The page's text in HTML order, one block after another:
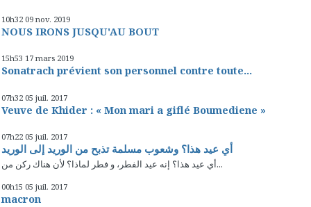
10h32 09 nov. 2019
NOUS IRONS JUSQU'AU BOUT
15h53 17 mars 2019
Sonatrach prévient son personnel contre toute...
07h32 05 juil. 2017
Veuve de Khider : « Mon mari a giflé Boumediene »
07h22 05 juil. 2017
أي عيد هذا؟ وشعوب مسلمة تذبح من الوريد إلى الوريد
أي عيد هذا؟ إنه عيد الفطر، و فطر لماذا؟ لأن هناك ركن من...
00h15 05 juil. 2017
macron